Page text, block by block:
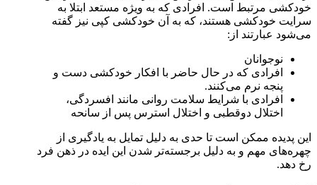
خودکشی مرتبط است. افرادی که به ویژه مستعد ابتلا به
سرایت خودکشی هستند، که به آن خودکشی کپی نیز گفته
می‌شود عبارتند از:
نوجوانان
افرادی که در حال حاضر با افکار خودکشی دست و
پنجه نرم می‌کنند.
افرادی با شرایط سلامت روانی مانند افسردگی،
اختلال دوقطبی و اختلال استرس پس از سانحه
این پدیده ممکن است تا حدی به دلیل تمایل به یادگیری از
چهره‌های مهم و به دلیل برجسته‌تر شدن این ایده در ذهن فرد
رخ دهد.